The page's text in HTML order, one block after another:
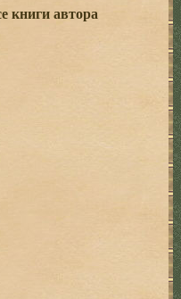
книги автора